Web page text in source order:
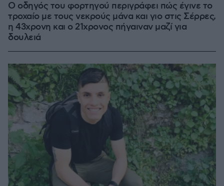
Ο οδηγός του φορτηγού περιγράφει πώς έγινε το
τροχαίο με τους νεκρούς μάνα και γιο στις Σέρρες,
η 43χρονη και ο 21χρονος πήγαιναν μαζί για
δουλειά